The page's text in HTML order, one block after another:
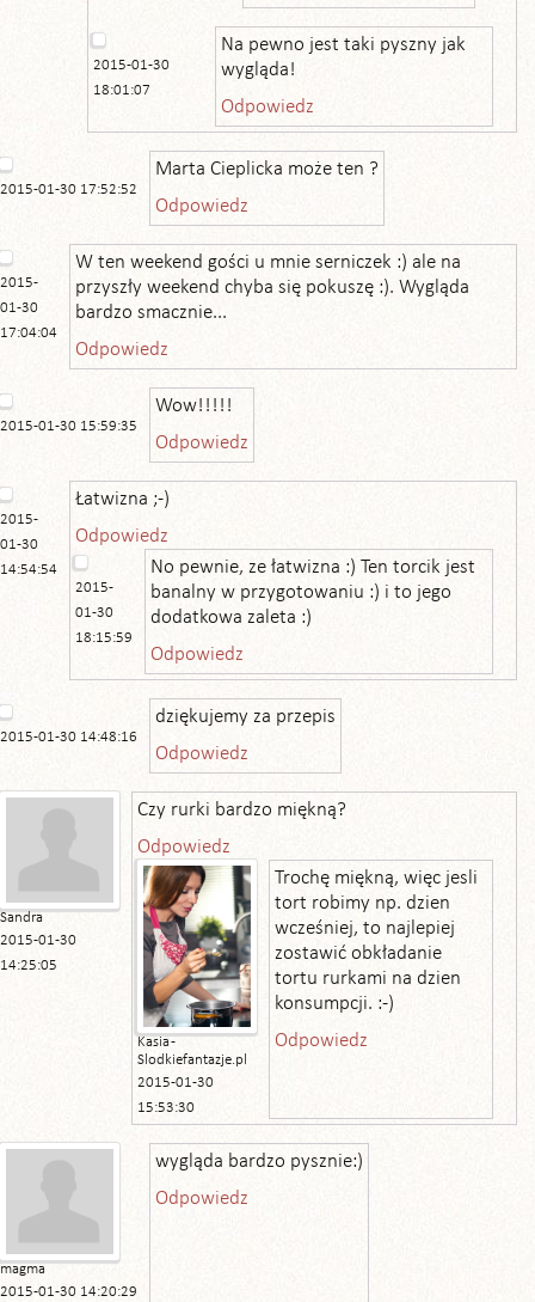
2015-01-30
18:01:07
Na pewno jest taki pyszny jak
wygląda!
Odpowiedz
2015-01-30 17:52:52
Marta Cieplicka może ten ?
Odpowiedz
2015-
01-30
17:04:04
W ten weekend gości u mnie serniczek :) ale na
przyszły weekend chyba się pokuszę :). Wygląda
bardzo smacznie...
Odpowiedz
2015-01-30 15:59:35
Wow!!!!!
Odpowiedz
2015-
01-30
14:54:54
Łatwizna ;-)
Odpowiedz
2015-
01-30
18:15:59
No pewnie, ze łatwizna :) Ten torcik jest
banalny w przygotowaniu :) i to jego
dodatkowa zaleta :)
Odpowiedz
2015-01-30 14:48:16
dziękujemy za przepis
Odpowiedz
Sandra
2015-01-30
14:25:05
Czy rurki bardzo miękną?
Odpowiedz
Kasia -
Slodkiefantazje.pl
2015-01-30
15:53:30
Trochę miękną, więc jesli
tort robimy np. dzien
wcześniej, to najlepiej
zostawić obkładanie
tortu rurkami na dzien
konsumpcji. :-)
Odpowiedz
magma
2015-01-30 14:20:29
wygląda bardzo pysznie:)
Odpowiedz